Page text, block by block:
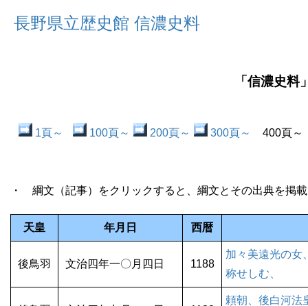
長野県立歴史館 信濃史料
「信濃史
1頁～ 100頁～ 200頁～ 300頁～ 400頁～
・ 綱文（記事）をクリックすると、綱文とその出典を掲
天皇 年月日 西暦
後鳥羽 文治四年一〇月四日 1188
加々美遠光の女
称せしむ、
頼朝、後白河法